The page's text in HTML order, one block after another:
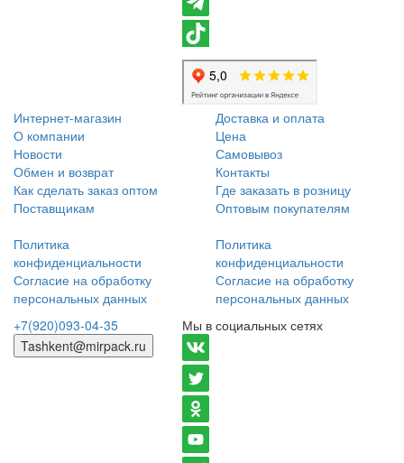
Интернет-магазин
О компании
Новости
Обмен и возврат
Как сделать заказ оптом
Поставщикам
Политика
конфиденциальности
Согласие на обработку
персональных данных
Доставка и оплата
Цена
Самовывоз
Контакты
Где заказать в розницу
Оптовым покупателям
Политика
конфиденциальности
Согласие на обработку
персональных данных
+7(920)093-04-35
Tashkent@mirpack.ru
Мы в социальных сетях